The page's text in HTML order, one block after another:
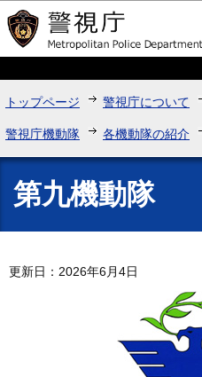
このページ
トップページ 警視庁について
警視庁機動隊 各機動隊の紹介
第九機動隊
更新日：2026年6月4日